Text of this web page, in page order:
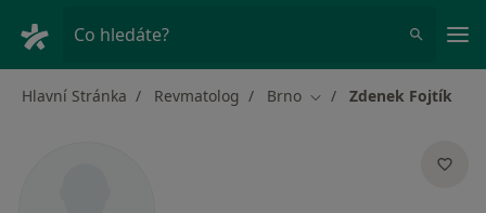
Co hledáte?
Hlavní Stránka Revmatolog Brno Změna města
Zdenek Fojtík